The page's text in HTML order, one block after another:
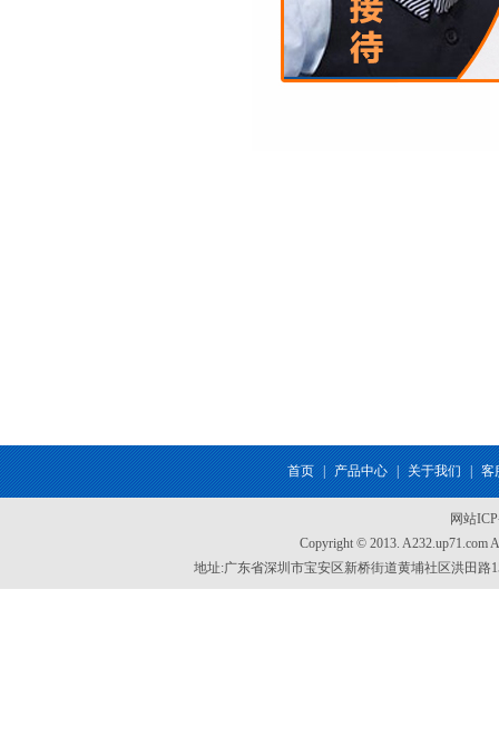
首页 | 产品中心 | 关于我们 | 客
网站
Copyright © 2013. A232.up71.com
地址:广东省深圳市宝安区新桥街道黄埔社区洪田路